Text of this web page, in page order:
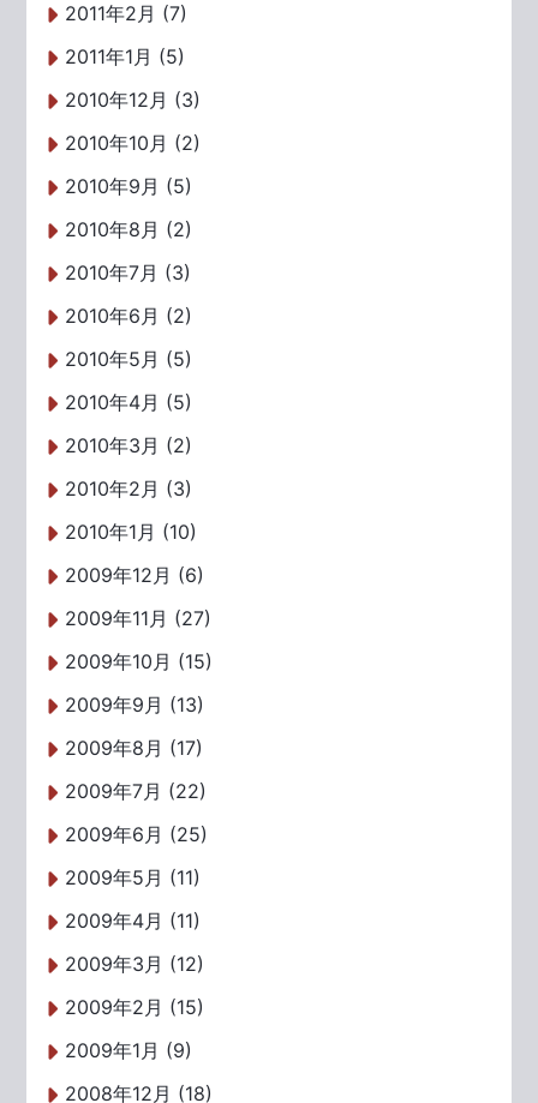
2011年2月 (7)
2011年1月 (5)
2010年12月 (3)
2010年10月 (2)
2010年9月 (5)
2010年8月 (2)
2010年7月 (3)
2010年6月 (2)
2010年5月 (5)
2010年4月 (5)
2010年3月 (2)
2010年2月 (3)
2010年1月 (10)
2009年12月 (6)
2009年11月 (27)
2009年10月 (15)
2009年9月 (13)
2009年8月 (17)
2009年7月 (22)
2009年6月 (25)
2009年5月 (11)
2009年4月 (11)
2009年3月 (12)
2009年2月 (15)
2009年1月 (9)
2008年12月 (18)